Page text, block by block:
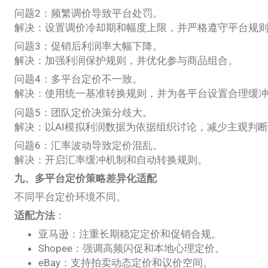
问题2：频繁调价导致平台处罚。
解决：设置调价冷却期和幅度上限，并严格遵守平台规则
问题3：促销后利润率大幅下降。
解决：加强利润保护规则，并优化参与商品组合。
问题4：多平台定价不一致。
解决：使用统一基准转换规则，并为各平台设置合理缓冲
问题5：团队定价决策分歧大。
解决：以AI模拟利润数据为依据组织讨论，减少主观判断
问题6：汇率波动导致定价混乱。
解决：开启汇率缓冲机制和自动转换规则。
九、多平台定价策略差异化适配
不同平台定价环境不同。
适配方法 ：
亚马逊：注重长期稳定定价和促销合规。
Shopee：强调高频闪促和本地心理定价。
eBay：支持拍卖动态定价和议价空间。